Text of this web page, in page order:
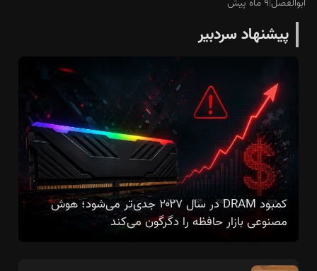
پیشنهاد سردبیر
کمبود DRAM در سال ۲۰۲۷ جدی‌تر می‌شود؛ هوش
مصنوعی بازار حافظه را دگرگون می‌کند